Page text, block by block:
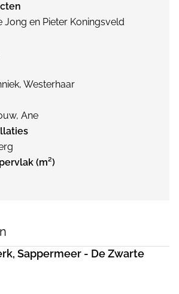
Jong en Pieter Koningsveld
Westerhaar
Ane
(m²)
Sappermeer - De Zwarte